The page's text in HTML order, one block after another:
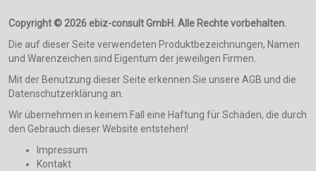
Copyright © 2026 ebiz-consult GmbH. Alle Rechte vorbehalten.
Die auf dieser Seite verwendeten Produktbezeichnungen, Namen
und Warenzeichen sind Eigentum der jeweiligen Firmen.
Mit der Benutzung dieser Seite erkennen Sie unsere AGB und die
Datenschutzerklärung an.
Wir übernehmen in keinem Fall eine Haftung für Schäden, die durch
den Gebrauch dieser Website entstehen!
Impressum
Kontakt